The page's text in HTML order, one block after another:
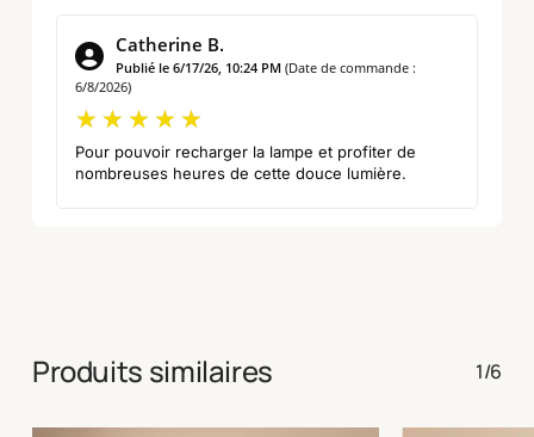
Catherine B.
Publié le 6/17/26, 10:24 PM (Date de commande :
6/8/2026)
Pour pouvoir recharger la lampe et profiter de
nombreuses heures de cette douce lumière.
Produits similaires 1/6